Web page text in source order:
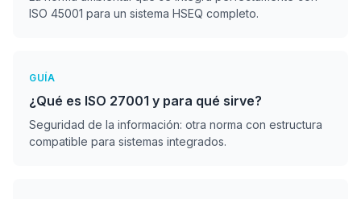
ISO 45001 para un sistema HSEQ completo.
GUÍA
¿Qué es ISO 27001 y para qué sirve?
Seguridad de la información: otra norma con estructura
compatible para sistemas integrados.